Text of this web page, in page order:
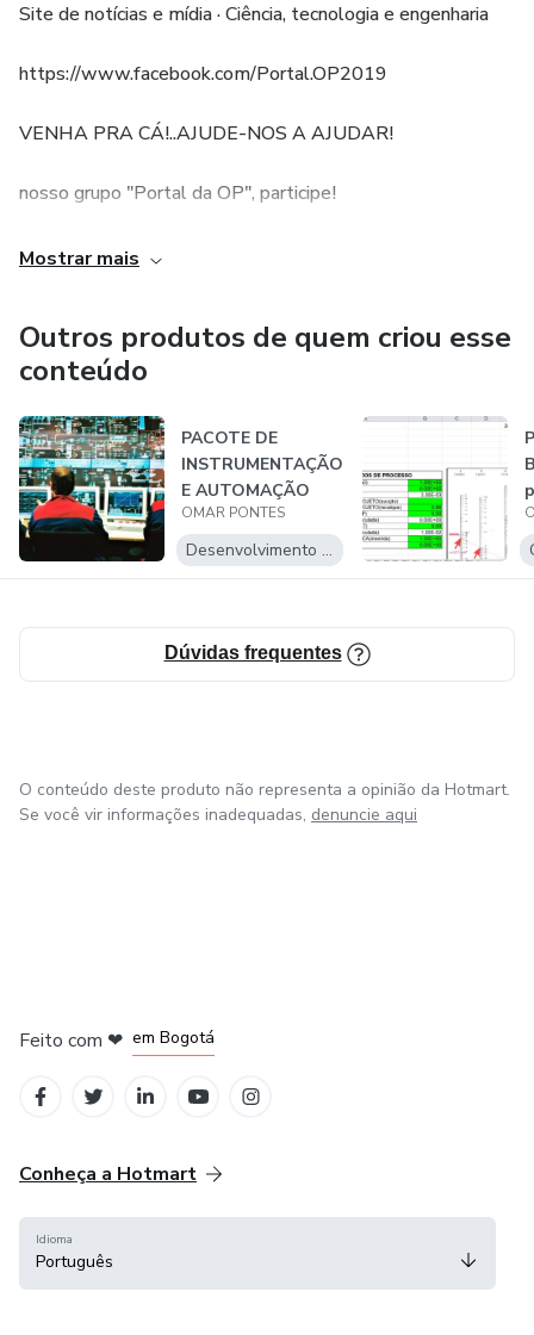
Site de notícias e mídia · Ciência, tecnologia e engenharia
https://www.facebook.com/Portal.OP2019
VENHA PRA CÁ!..AJUDE-NOS A AJUDAR!
nosso grupo "Portal da OP", participe!
LINKEDIN
Omar Pontes
PROJETISTA, DIVULGADOR TÉCNICO / Portal da OP -
informações
Portal da OP
Fatec Jacareí
Jacareí, São Paulo, Brasil
https://youtu.be/UThVngGSpMw
Mostrar mais
Outros produtos de quem criou esse
conteúdo
PACOTE DE
INSTRUMENTAÇÃO
E AUTOMAÇÃO
OMAR PONTES
Desenvolvimento Pessoal
Dúvidas frequentes
O conteúdo deste produto não representa a opinião da Hotmart.
Se você vir informações inadequadas, denuncie aqui
Feito com ❤ em Bogotá
Conheça a Hotmart
Idioma
Português